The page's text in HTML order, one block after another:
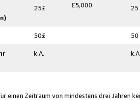
25£ £5,000 25
50£ 50
k.A.
einen Zeitraum von mindestens drei Jahren